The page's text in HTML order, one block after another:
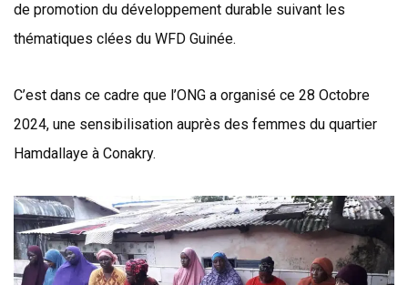
de promotion du développement durable suivant les
thématiques clées du WFD Guinée.
C’est dans ce cadre que l’ONG a organisé ce 28 Octobre
2024, une sensibilisation auprès des femmes du quartier
Hamdallaye à Conakry.